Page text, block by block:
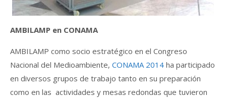
AMBILAMP en CONAMA
AMBILAMP como socio estratégico en el Congreso
Nacional del Medioambiente, CONAMA 2014 ha participado
en diversos grupos de trabajo tanto en su preparación
como en las actividades y mesas redondas que tuvieron